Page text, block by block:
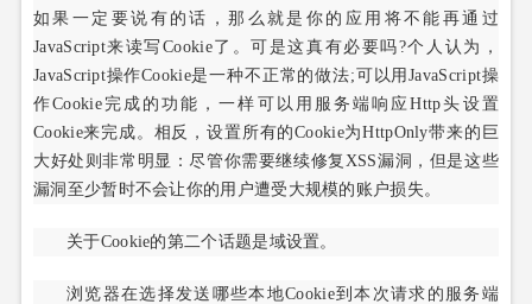
如果一定要说有的话，那么就是你的应用将不能再通过
JavaScript来读写Cookie了。可是这真有必要吗?个人认为，
JavaScript操作Cookie是一种不正常的做法;可以用JavaScript操
作Cookie完成的功能，一样可以用服务端响应Http头设置
Cookie来完成。相反，设置所有的Cookie为HttpOnly带来的巨
大好处则非常明显：尽管你需要继续修复XSS漏洞，但是这些
漏洞至少暂时不会让你的用户遭受大规模的账户损失。
关于Cookie的第二个话题是域设置。
浏览器在选择发送哪些本地Cookie到本次请求的服务端